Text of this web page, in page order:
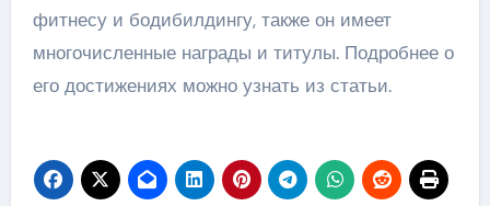
фитнесу и бодибилдингу, также он имеет
многочисленные награды и титулы. Подробнее о
его достижениях можно узнать из статьи.